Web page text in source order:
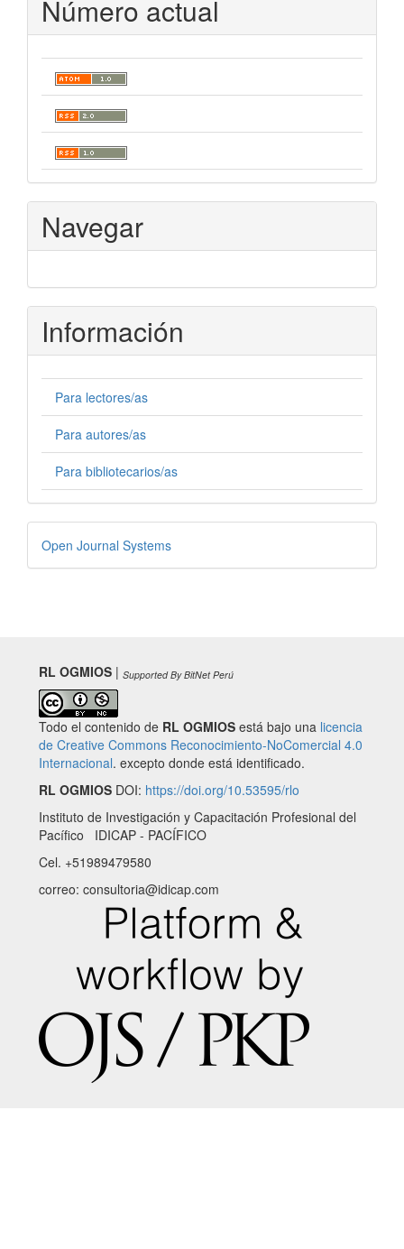
Número actual
Navegar
Información
Para lectores/as
Para autores/as
Para bibliotecarios/as
Desarrollado
por
Open Journal Systems
RL OGMIOS | Supported By BitNet Perú
Todo el contenido de RL OGMIOS está bajo una licencia
de Creative Commons Reconocimiento-NoComercial 4.0
Internacional. excepto donde está identificado.
RL OGMIOS DOI: https://doi.org/10.53595/rlo
Instituto de Investigación y Capacitación Profesional del
Pacífico IDICAP - PACÍFICO
Cel. +51989479580
correo: consultoria@idicap.com